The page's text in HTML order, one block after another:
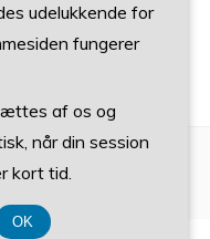
udelukkende for
fungerer
af os og
når din session
kort tid.
OK